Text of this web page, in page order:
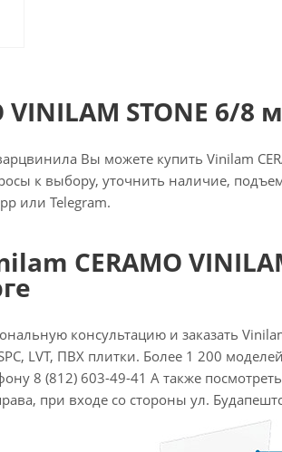
VINILAM STONE 6/
Вы можете купить Vinilam
к выбору, уточнить наличие,
или Telegram.
CERAMO
консультацию и заказать
LVT, ПВХ плитки. Более 1 200
8 (812) 603-49-41 А также
при входе со стороны ул.